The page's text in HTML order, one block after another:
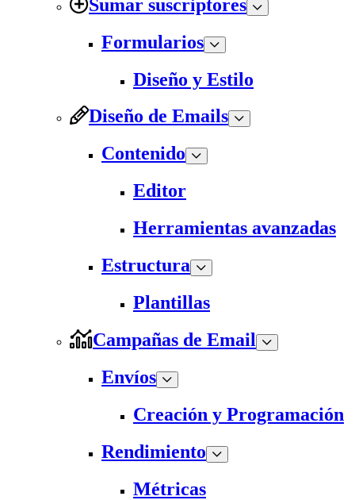
Sumar suscriptores
Formularios
Diseño y Estilo
Diseño de Emails
Contenido
Editor
Herramientas avanzadas
Estructura
Plantillas
Campañas de Email
Envíos
Creación y Programación
Rendimiento
Métricas